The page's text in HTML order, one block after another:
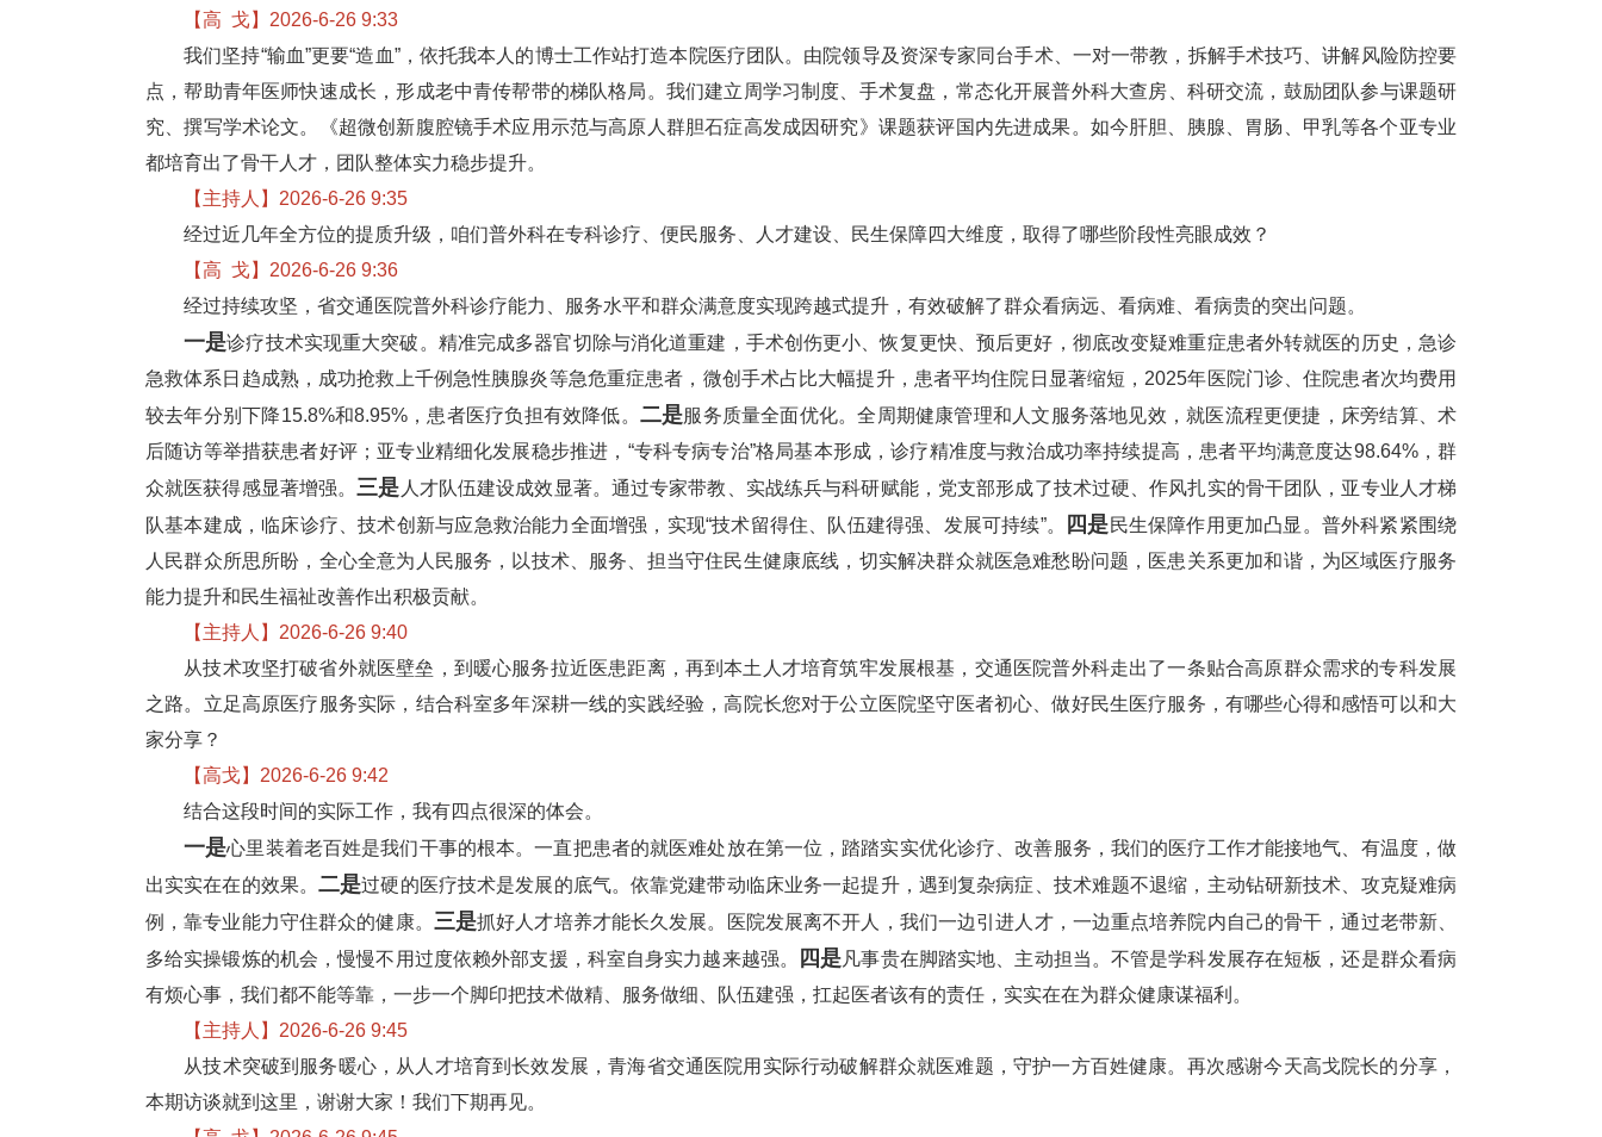
【高 戈】2026-6-26 9:33
我们坚持“输血”更要“造血”，依托我本人的博士工作站打造本 院医疗团队。由院领导及资深专家同台手术、一对一带教，拆解手术技巧、讲解风险防控要
点，帮助青年医师快速成长，形成老中青传帮带的梯队格局。我们建立周学习制度 、手术复盘，常态化开展普外科大查房 、科研交流，鼓励团队参与课题研
究、撰写学术论文。《超微创新腹腔镜手术应用示范与高原人群胆石症高发成因研究》课题获评国内先进成果。如今肝胆、胰腺、胃肠、甲乳等各个亚专业
都培育出了骨干人才，团队整体实力稳步提升。
【主持人】2026-6-26 9:35
经过近几年全方位的提质升级，咱们普外科在专科诊疗、便民服务、人才建设、民生保障四大维度，取得了哪些阶段性亮眼成效？
【高 戈】2026-6-26 9:36
经过持续攻坚，省交通医院普外科诊疗能力、服务水平和群众满意度实现跨越式提升，有效破解了群众看病远、看病难、看病贵的突出问题。
一是诊疗技术实现重大突破。精准完成多器官切除与消化道重建，手术创伤更小、恢复更快、预后更好，彻底改变疑难重症患者外转就医的历史，急诊
急救体系日趋成熟，成功抢救上千例急性胰腺炎等急危重症患者，微创手术占比大幅提升，患者平均住院日显著缩短，2025年医院门诊、住院患者次均费用
较去年分别下降15.8%和8.95%，患者医疗负担有效降低。 二是服务质量全面优化。全周期健康管理和人文服务落地见效，就医流程更便捷，床旁结算、术
后随访等举措获患者好评；亚专业精细化发展稳步推进，“专科专病专治”格局基本形成，诊疗精准度与救治成功率持续提高，患者平均满意度达98.64%，群
众就医获得感显著增强。 三是 人才队伍建设成效显著。通过专家带教、实战练兵与科研赋能，党支部形成了技术过硬、作风扎实的骨干团队，亚专业人才梯
队基本建成，临床诊疗、技术创新与应急救治能力全面增强，实现“技术留得住、队伍建得强、发展可持续”。
四是民生保障作用更加凸显。普外科紧紧围绕
人民群众所思所盼，全心全意为人民服务，以技术、服务、担当守住民生健康底线，切实解决群众就医急难愁盼问题，医患关系更加和谐，为区域医疗服务
能力提升和民生福祉改善作出积极贡献。
【主持人】2026-6-26 9:40
从技术攻坚打破省外就医壁垒，到暖心服务拉近医患距离，再到本土人才培育筑牢发展根基，交通医院普外科走出了一条贴合高原群众需求的专科发展
之路。立足高原医疗服务实际，结合科室多年深耕一线的实践经验，高院长您对于公立医院坚守医者初心、做好民生医疗服务，有哪些心得和感悟可以和大
家分享？
【高戈】2026-6-26 9:42
结合这段时间的实际工作，我有四点很深的体会。
一是心里装着老百姓是我们干事的根本。一直把患者的就医难处放在第一位，踏踏实实优化诊疗、改善服务，我们的医疗工作才能接地气、有温度，做
出实实在在的效果。二是过硬的医疗技术是发展的底气。依靠党建带动临床业务一起提升，遇到复杂病症、技术难题不退缩，主动钻研新技术、攻克疑难病
例，靠专业能力守住群众的健康。 三是抓好人才培养才能长久发展。医院发展离不开人，我们一边引进人才，一边重点培养院内自己的骨干，通过老带新、
多给实操锻炼的机会，慢慢不用过度依赖外部支援，科室自身实力越来越强。
四 是凡事贵在脚踏实地、主动担当。不管是学科发展存在短板，还是群众看病
有烦心事，我们都不能等靠，一步一个脚印把技术做精、服务做细、队伍建强，扛起医者该有的责任，实实在在为群众健康谋福利。
【主持人】2026-6-26 9:45
从技术突破到服务暖心，从人才培育到长效发展，青海省交通医院用实际行动破解群众就医难题，守护一方百姓健康。再次感谢今天高戈院长的分享，
本期访谈就到这里，谢谢大家！我们下期再见。